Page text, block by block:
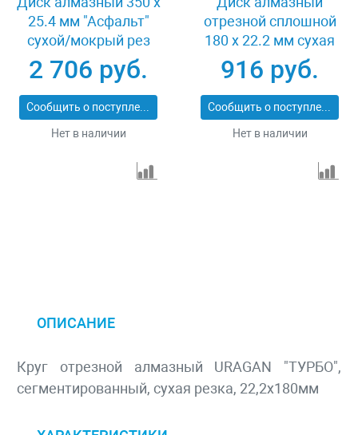
25.4 мм "Асфальт"
сухой/мокрый рез
Сибртех 731013
2 706 руб.
Сообщить о поступлении
Нет в наличии
отрезной сплошной
180 х 22.2 мм сухая
резка Matrix
Professional 73128
916 руб.
Сообщить о поступлении
Нет в наличии
ОПИСАНИЕ
Круг отрезной алмазный URAGAN "ТУРБО",
сегментированный, сухая резка, 22,2х180мм